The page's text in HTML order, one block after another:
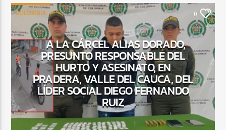
COLOMBIA 0
A LA CÁRCEL ALIAS DORADO,
PRESUNTO RESPONSABLE DEL
HURTO Y ASESINATO, EN
PRADERA, VALLE DEL CAUCA, DEL
LÍDER SOCIAL DIEGO FERNANDO
RUIZ